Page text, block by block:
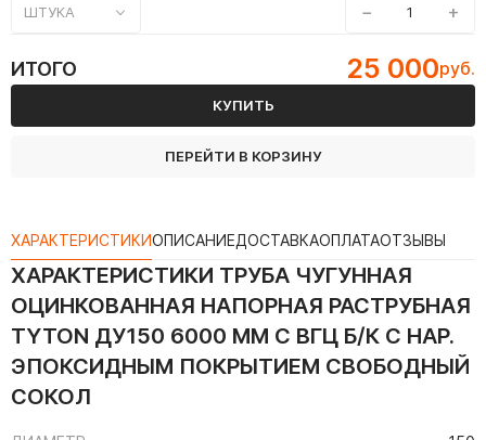
ШТУКА − +
ИТОГО 25 000руб.
КУПИТЬ
ПЕРЕЙТИ В КОРЗИНУ
ХАРАКТЕРИСТИКИОПИСАНИЕДОСТАВКАОПЛАТАОТЗЫВЫ
ХАРАКТЕРИСТИКИ ТРУБА ЧУГУННАЯ
ОЦИНКОВАННАЯ НАПОРНАЯ РАСТРУБНАЯ
TYTON ДУ150 6000 ММ С ВГЦ Б/К С НАР.
ЭПОКСИДНЫМ ПОКРЫТИЕМ СВОБОДНЫЙ
СОКОЛ